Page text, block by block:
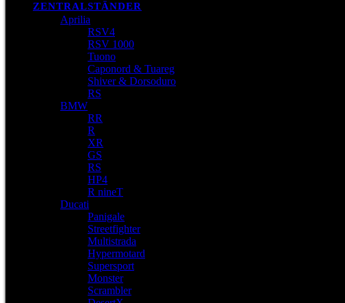
ZENTRALSTÄNDER
Aprilia
RSV4
RSV 1000
Tuono
Caponord & Tuareg
Shiver & Dorsoduro
RS
BMW
RR
R
XR
GS
RS
HP4
R nineT
Ducati
Panigale
Streetfighter
Multistrada
Hypermotard
Supersport
Monster
Scrambler